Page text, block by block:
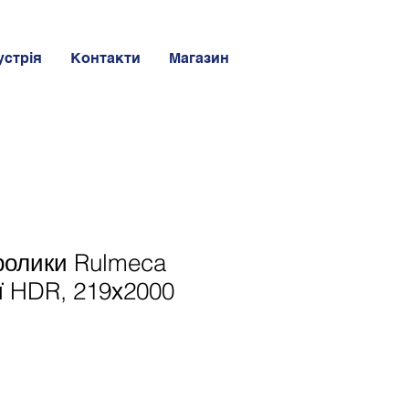
Контакти Магазин
Rulmeca
HDR, 219х2000